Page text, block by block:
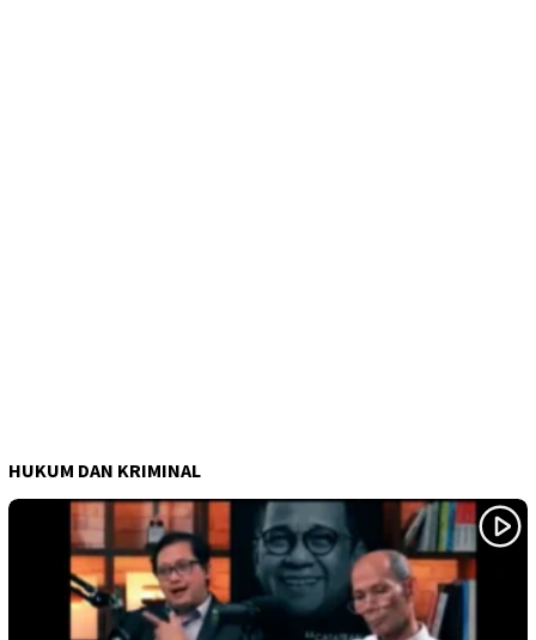
HUKUM DAN KRIMINAL